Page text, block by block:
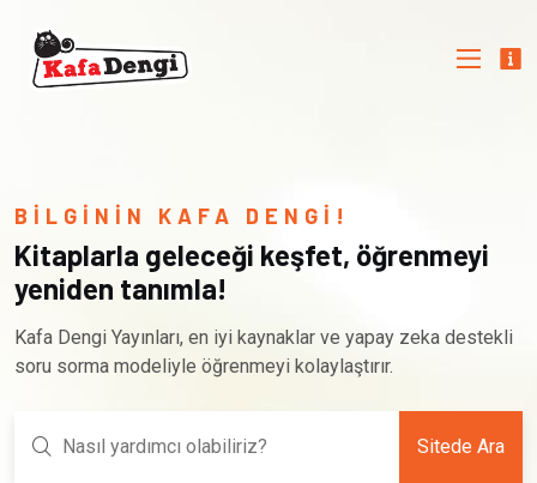
BİLGİNİN KAFA DENGİ!
Kitaplarla geleceği keşfet, öğrenmeyi
yeniden tanımla!
Kafa Dengi Yayınları, en iyi kaynaklar ve yapay zeka destekli
soru sorma modeliyle öğrenmeyi kolaylaştırır.
Sitede Ara